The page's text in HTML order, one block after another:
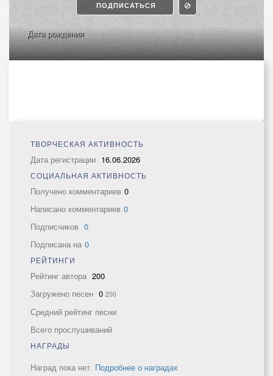
ПОДПИСАТЬСЯ
Дата рождения
ТВОРЧЕСКАЯ АКТИВНОСТЬ
Дата регистрации 16.06.2026
СОЦИАЛЬНАЯ АКТИВНОСТЬ
Получено комментариев 0
Написано комментариев 0
Подписчиков 0
Подписана на 0
РЕЙТИНГИ
Рейтинг автора 200
Загружено песен 0 200
Средний рейтинг песни
Всего прослушиваний
НАГРАДЫ
Наград пока нет. Подробнее о наградах